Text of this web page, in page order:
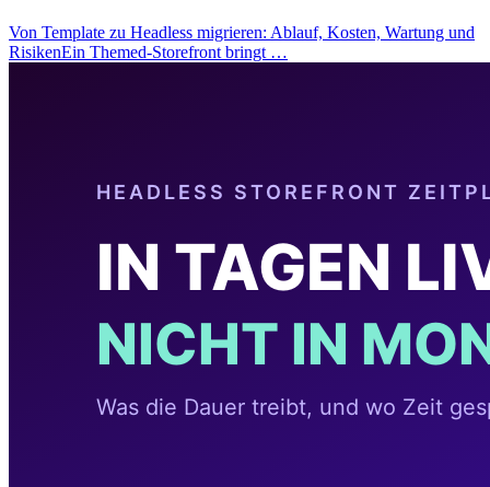
Von Template zu Headless migrieren: Ablauf, Kosten, Wartung und
RisikenEin Themed-Storefront bringt …